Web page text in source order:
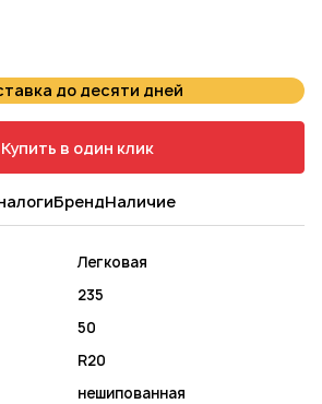
до десяти дней
Купить в один клик
БрендНаличие
Легковая
235
50
R20
нешипованная